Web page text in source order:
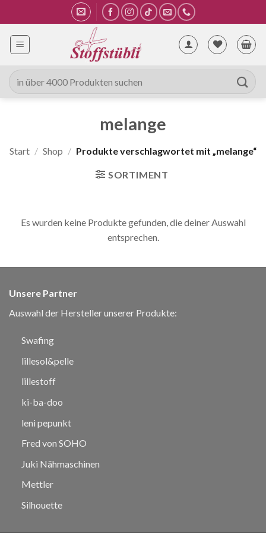
Inhalt
springen
Suche
nach:
melange
Start / Shop / Produkte verschlagwortet mit „melange“
SORTIMENT
Es wurden keine Produkte gefunden, die deiner Auswahl
entsprechen.
Unsere Partner
Auswahl der Hersteller unserer Produkte:
Swafing
lillesol&pelle
lillestoff
ki-ba-doo
leni pepunkt
Fred von SOHO
Juki Nähmaschinen
Mettler
Silhouette